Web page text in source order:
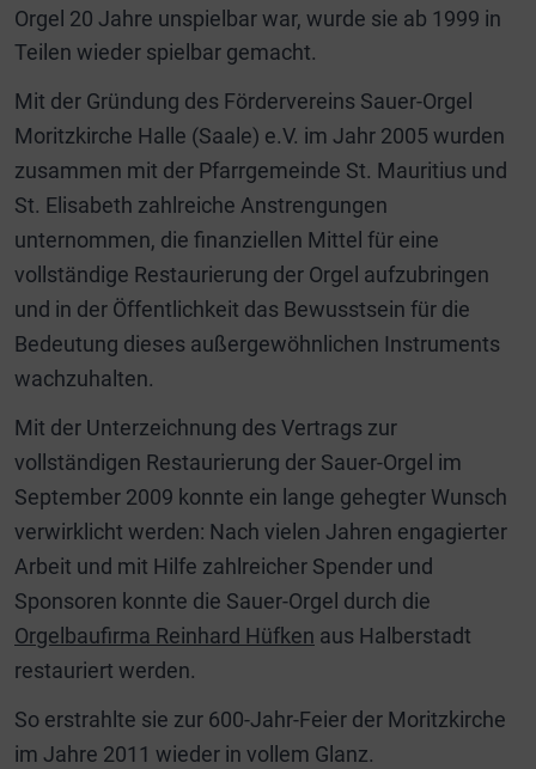
Orgel 20 Jahre unspielbar war, wurde sie ab 1999 in
Teilen wieder spielbar gemacht.
Mit der Gründung des Fördervereins Sauer-Orgel
Moritzkirche Halle (Saale) e.V. im Jahr 2005 wurden
zusammen mit der Pfarrgemeinde St. Mauritius und
St. Elisabeth zahlreiche Anstrengungen
unternommen, die finanziellen Mittel für eine
vollständige Restaurierung der Orgel aufzubringen
und in der Öffentlichkeit das Bewusstsein für die
Bedeutung dieses außergewöhnlichen Instruments
wachzuhalten.
Mit der Unterzeichnung des Vertrags zur
vollständigen Restaurierung der Sauer-Orgel im
September 2009 konnte ein lange gehegter Wunsch
verwirklicht werden: Nach vielen Jahren engagierter
Arbeit und mit Hilfe zahlreicher Spender und
Sponsoren konnte die Sauer-Orgel durch die
Orgelbaufirma Reinhard Hüfken aus Halberstadt
restauriert werden.
So erstrahlte sie zur 600-Jahr-Feier der Moritzkirche
im Jahre 2011 wieder in vollem Glanz.